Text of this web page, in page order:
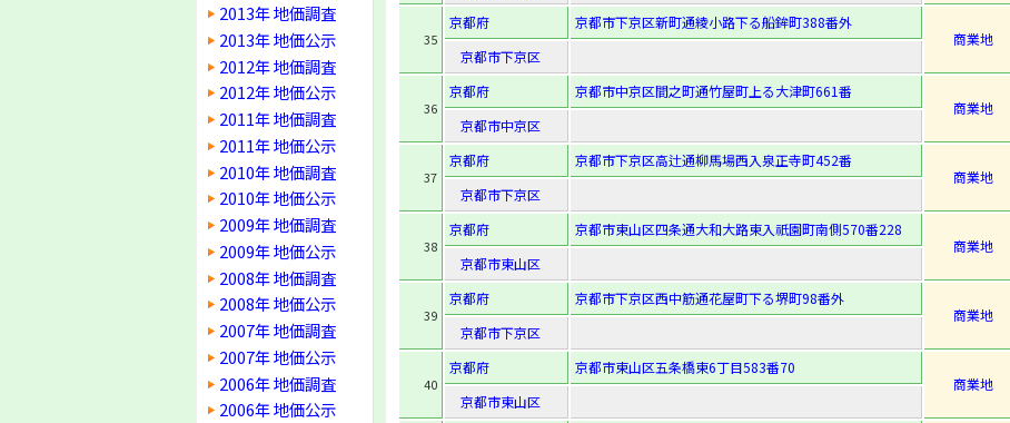
2013年 地価調査
2013年 地価公示
2012年 地価調査
2012年 地価公示
2011年 地価調査
2011年 地価公示
2010年 地価調査
2010年 地価公示
2009年 地価調査
2009年 地価公示
2008年 地価調査
2008年 地価公示
2007年 地価調査
2007年 地価公示
2006年 地価調査
2006年 地価公示
35
京都府
京都市下京区新町通綾小路下る船鉾町388番外
商業地
京都市下京区
36
京都府
京都市中京区間之町通竹屋町上る大津町661番
商業地
京都市中京区
37
京都府
京都市下京区高辻通柳馬場西入泉正寺町452番
商業地
京都市下京区
38
京都府
京都市東山区四条通大和大路東入祇園町南側570番228
商業地
京都市東山区
39
京都府
京都市下京区西中筋通花屋町下る堺町98番外
商業地
京都市下京区
40
京都府
京都市東山区五条橋東6丁目583番70
商業地
京都市東山区